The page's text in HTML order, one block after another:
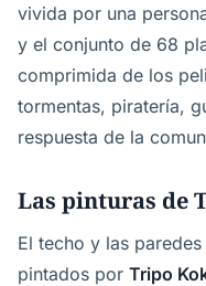
vivida por una
y el conjunto de 68
comprimida de los
tormentas, piratería,
respuesta de la
Las pinturas de
El techo y las
pintados por Tripo